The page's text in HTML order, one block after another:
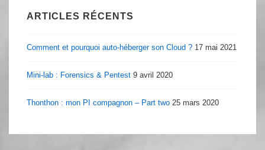
ARTICLES RÉCENTS
Comment et pourquoi auto-héberger son Cloud ? 17 mai 2021
Mini-lab : Forensics & Pentest 9 avril 2020
Thonthon : mon PI compagnon – Part two 25 mars 2020